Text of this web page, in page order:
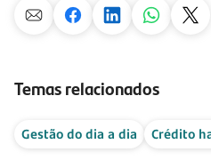
Temas relacionados
Gestão do dia a dia Crédito